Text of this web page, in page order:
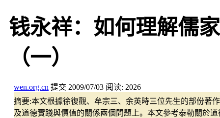
钱永祥：如何理解儒
（一）
wen.org.cn 提交 2009/07/03 阅读: 2026
摘要:本文根據徐復觀、牟宗三、余英時三位先生的部份著
及道德實踐與價值的關係兩個問題上。本文參考泰勒關於